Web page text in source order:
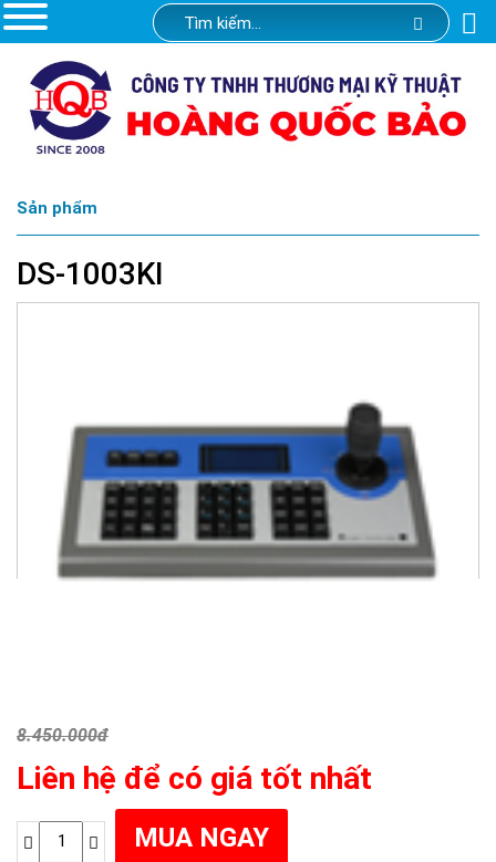
Sản phẩm
DS-1003KI
8.450.000đ
Liên hệ để có giá tốt nhất